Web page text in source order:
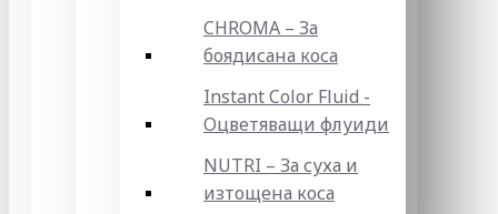
CHROMA – За
боядисана коса
Instant Color Fluid -
Оцветяващи флуиди
NUTRI – За суха и
изтощена коса